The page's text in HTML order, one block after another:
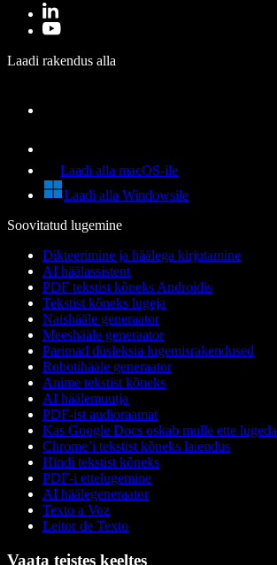
Laadi rakendus alla
Laadi alla macOS-ile
Laadi alla Windowsile
Soovitatud lugemine
Dikteerimine ja häälega kirjutamine
AI häälassistent
PDF tekstist kõneks Androidis
Tekstist kõneks lugeja
Naishääle generaator
Meeshääle generaator
Parimad düsleksia lugemisrakendused
Robotihääle generaator
Anime tekstist kõneks
AI häälemuutja
PDF-ist audioraamat
Kas Google Docs oskab mulle ette lugeda
Chrome’i tekstist kõneks laiendus
Hindi tekstist kõneks
PDF-i ettelugemine
AI häälegeneraator
Texto a Voz
Leitor de Texto
Vaata teistes keeltes